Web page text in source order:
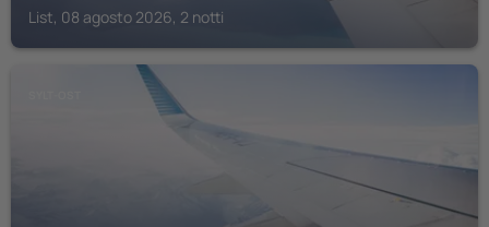
List, 08 agosto 2026, 2 notti